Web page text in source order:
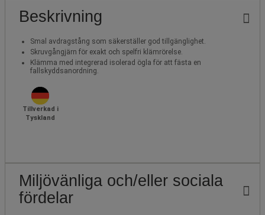
Beskrivning
Smal avdragstång som säkerställer god tillgänglighet.
Skruvgångjärn för exakt och spelfri klämrörelse.
Klämma med integrerad isolerad ögla för att fästa en
fallskyddsanordning.
Tillverkad i
Tyskland
Miljövänliga och/eller sociala
fördelar